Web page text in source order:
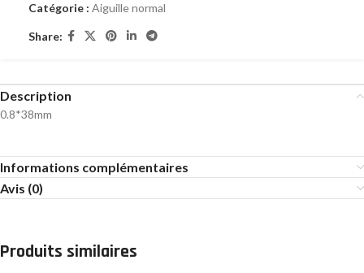
Catégorie : Aiguille normal
Share:
Description
0.8*38mm
Informations complémentaires
Avis (0)
Produits similaires